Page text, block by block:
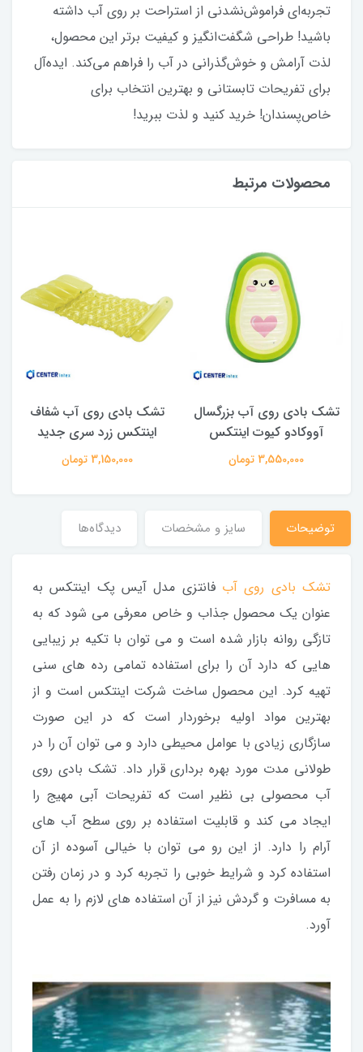
تجربه‌ای فراموش‌نشدنی از استراحت بر روی آب داشته
باشید! طراحی شگفت‌انگیز و کیفیت برتر این محصول،
لذت آرامش و خوش‌گذرانی در آب را فراهم می‌کند. ایده‌آل
برای تفریحات تابستانی و بهترین انتخاب برای
خاص‌پسندان! خرید کنید و لذت ببرید!
محصولات مرتبط
تشک بادی روی آب بزرگسال
آووکادو کیوت اینتکس
3,550,000 تومان
تشک بادی روی آب شفاف
اینتکس زرد سری جدید
3,150,000 تومان
توضیحات سایز و مشخصات دیدگاه‌ها
تشک بادی روی آب فانتزی مدل آیس پک اینتکس به
عنوان یک محصول جذاب و خاص معرفی می شود که به
تازگی روانه بازار شده است و می توان با تکیه بر زیبایی
هایی که دارد آن را برای استفاده تمامی رده های سنی
تهیه کرد. این محصول ساخت شرکت اینتکس است و از
بهترین مواد اولیه برخوردار است که در این صورت
سازگاری زیادی با عوامل محیطی دارد و می توان آن را در
طولانی مدت مورد بهره برداری قرار داد. تشک بادی روی
آب محصولی بی نظیر است که تفریحات آبی مهیج را
ایجاد می کند و قابلیت استفاده بر روی سطح آب های
آرام را دارد. از این رو می توان با خیالی آسوده از آن
استفاده کرد و شرایط خوبی را تجربه کرد و در زمان رفتن
به مسافرت و گردش نیز از آن استفاده های لازم را به عمل
آورد.